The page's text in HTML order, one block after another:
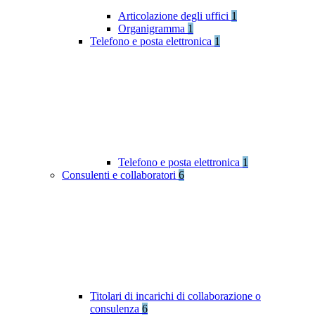
Articolazione degli uffici 1
Organigramma 1
Telefono e posta elettronica 1
Telefono e posta elettronica 1
Consulenti e collaboratori 6
Titolari di incarichi di collaborazione o
consulenza 6